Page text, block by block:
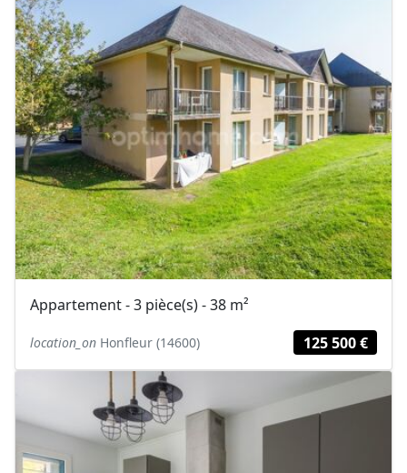
Appartement - 3 pièce(s) - 38 m²
location_on Honfleur (14600) 125 500 €